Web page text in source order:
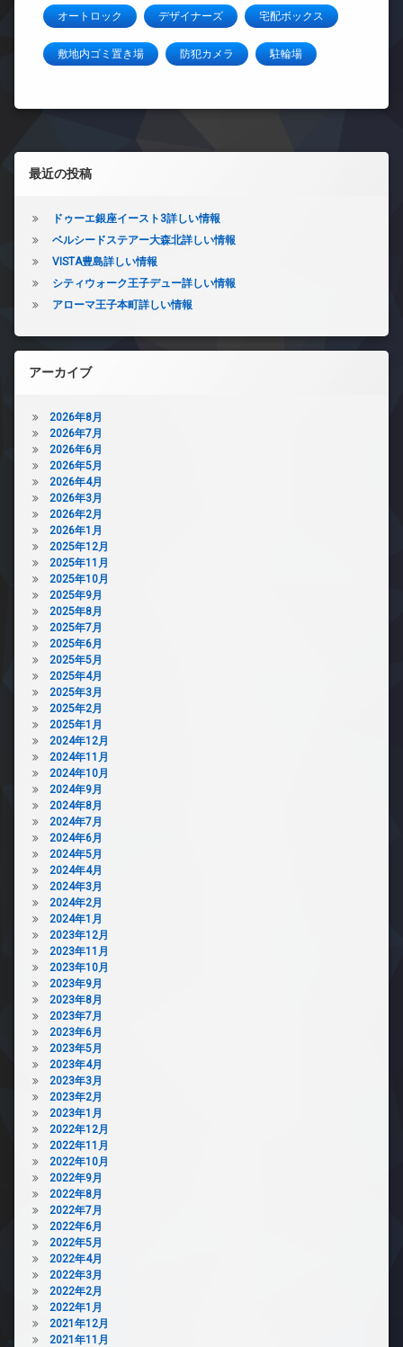
オートロック デザイナーズ 宅配ボックス
敷地内ゴミ置き場 防犯カメラ 駐輪場
左サイドバー
最近の投稿
ドゥーエ銀座イースト3詳しい情報
ベルシードステアー大森北詳しい情報
VISTA豊島詳しい情報
シティウォーク王子デュー詳しい情報
アローマ王子本町詳しい情報
アーカイブ
2026年8月
2026年7月
2026年6月
2026年5月
2026年4月
2026年3月
2026年2月
2026年1月
2025年12月
2025年11月
2025年10月
2025年9月
2025年8月
2025年7月
2025年6月
2025年5月
2025年4月
2025年3月
2025年2月
2025年1月
2024年12月
2024年11月
2024年10月
2024年9月
2024年8月
2024年7月
2024年6月
2024年5月
2024年4月
2024年3月
2024年2月
2024年1月
2023年12月
2023年11月
2023年10月
2023年9月
2023年8月
2023年7月
2023年6月
2023年5月
2023年4月
2023年3月
2023年2月
2023年1月
2022年12月
2022年11月
2022年10月
2022年9月
2022年8月
2022年7月
2022年6月
2022年5月
2022年4月
2022年3月
2022年2月
2022年1月
2021年12月
2021年11月